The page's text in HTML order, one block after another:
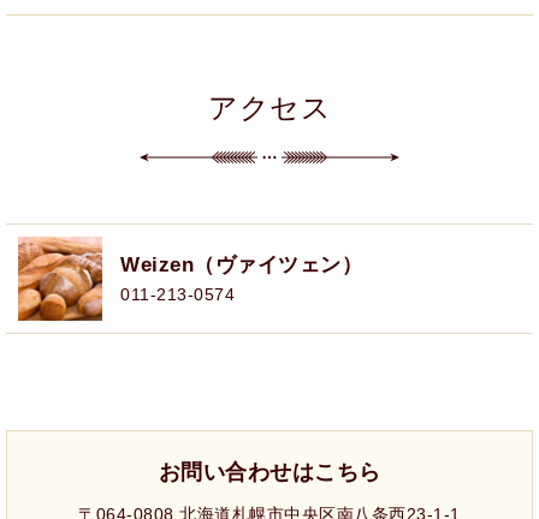
アクセス
Weizen（ヴァイツェン）
011-213-0574
お問い合わせはこちら
〒064-0808 北海道札幌市中央区南八条西23-1-1